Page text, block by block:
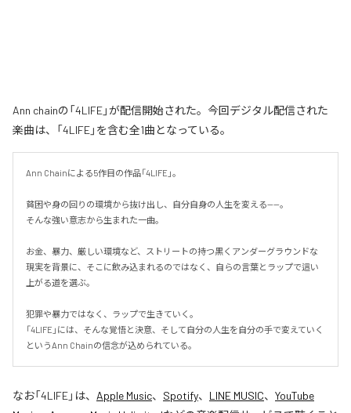
Ann chainの「4LIFE」が配信開始された。今回デジタル配信された
楽曲は、「4LIFE」を含む全1曲となっている。
Ann Chainによる5作目の作品「4LIFE」。
貧困や身の回りの環境から抜け出し、自分自身の人生を変える——。
そんな強い意志から生まれた一曲。
お金、暴力、厳しい環境など、ストリートの持つ黒くアンダーグラウンドな
現実を背景に、そこに飲み込まれるのではなく、自らの言葉とラップで這い
上がる道を選ぶ。
犯罪や暴力ではなく、ラップで生きていく。
「4LIFE」には、そんな覚悟と決意、そして自分の人生を自分の手で変えていく
というAnn Chainの信念が込められている。
なお「4LIFE」は、 Apple Music、 Spotify、 LINE MUSIC、 YouTube